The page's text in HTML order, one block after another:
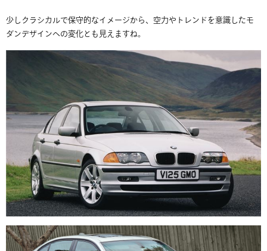
少しクラシカルで保守的なイメージから、空力やトレンドを意識したモ
ダンデザインへの変化とも見えますね。